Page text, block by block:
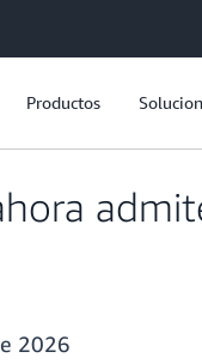
Productos
2026